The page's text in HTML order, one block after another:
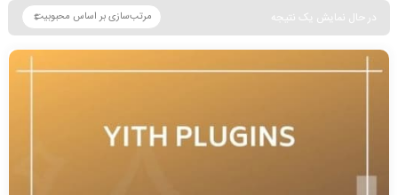
در حال نمایش یک نتیجه